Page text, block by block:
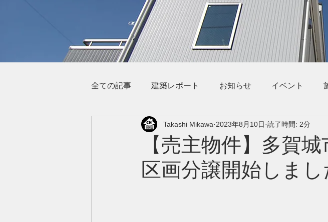
全ての記事 建築レポート お知らせ イベント
【売主物件】多賀
区画分譲開始しまし
Takashi Mikawa 2023年8月10日 読了時間: 2分